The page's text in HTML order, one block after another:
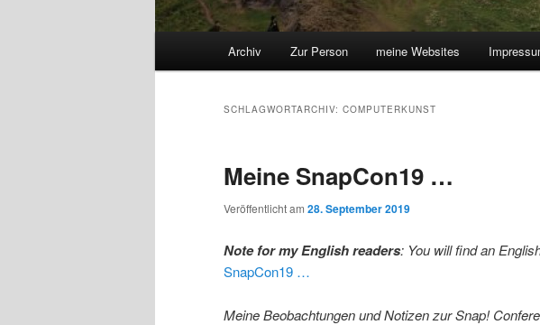
Archiv Zur Person meine Websites
SCHLAGWORTARCHIV: COMPUTERKUNST
Meine SnapCon19 …
Veröffentlicht am 28. September 2019
Note for my English readers: You will find an
SnapCon19 …
Meine Beobachtungen und Notizen zur Snap!